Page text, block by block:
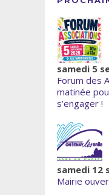
samedi 5
Forum des
matinée
s’engager !
samedi 12
Mairie